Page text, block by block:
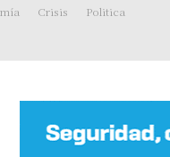
Crisis Politica